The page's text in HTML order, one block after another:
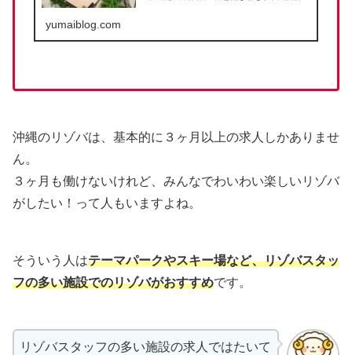
yumaiblog.com
沖縄のリゾバは、基本的に３ヶ月以上の求人しかありませ
ん。
３ヶ月も働けないけれど、みんなでわいわい楽しいリゾバ
がしたい！って人もいますよね。
そういう人はテーマパークやスキー場など、リゾバスタッ
フの多い施設でのリゾバがおすすめです。
リゾバスタッフの多い施設の求人ではたいて